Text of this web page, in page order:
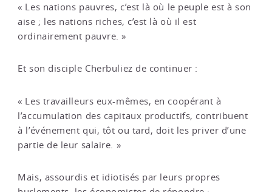
« Les nations pauvres, c’est là où le peuple est à son
aise ; les nations riches, c’est là où il est
ordinairement pauvre. »
Et son disciple Cherbuliez de continuer :
« Les travailleurs eux-mêmes, en coopérant à
l’accumulation des capitaux productifs, contribuent
à l’événement qui, tôt ou tard, doit les priver d’une
partie de leur salaire. »
Mais, assourdis et idiotisés par leurs propres